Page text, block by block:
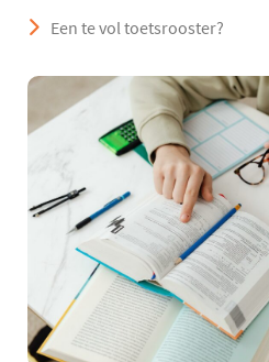
Een te vol toetsrooster?